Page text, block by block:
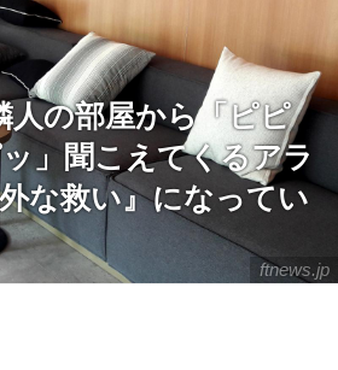
ftnews.jp
人の部屋から「ピピ
」聞こえてくるアラ
な救い』になってい